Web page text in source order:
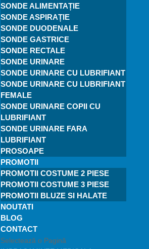
SONDE ALIMENTAȚIE
SONDE ASPIRAȚIE
SONDE DUODENALE
SONDE GASTRICE
SONDE RECTALE
SONDE URINARE
SONDE URINARE CU LUBRIFIANT
SONDE URINARE CU LUBRIFIANT
FEMALE
SONDE URINARE COPII CU
LUBRIFIANT
SONDE URINARE FARA
LUBRIFIANT
PROSOAPE
PROMOTII
PROMOTII COSTUME 2 PIESE
PROMOTII COSTUME 3 PIESE
PROMOTII BLUZE SI HALATE
NOUTATI
BLOG
CONTACT
Selectează o Pagină